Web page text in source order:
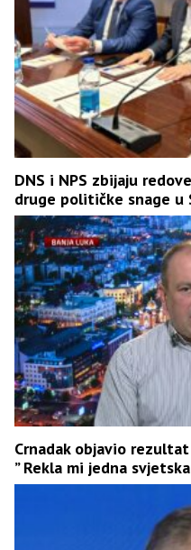
DNS i NPS zbijaju
druge političke snage u
Crnadak objavio
” Rekla mi jedna